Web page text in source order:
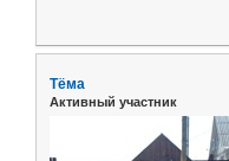
Тёма
Активный участник